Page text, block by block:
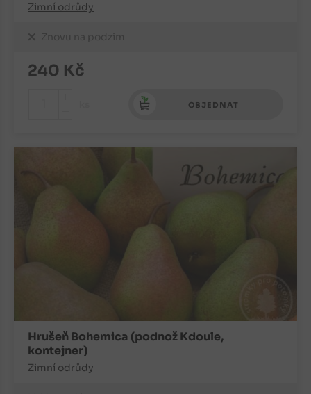
Zimní odrůdy
Znovu na podzim
240 Kč
OBJEDNAT
Hrušeň Bohemica (podnož Kdoule,
kontejner)
Zimní odrůdy